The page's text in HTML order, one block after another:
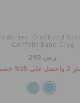
Toddlers' Crocband
Confetti Band Clog
ر.س 249
على 25% خصم